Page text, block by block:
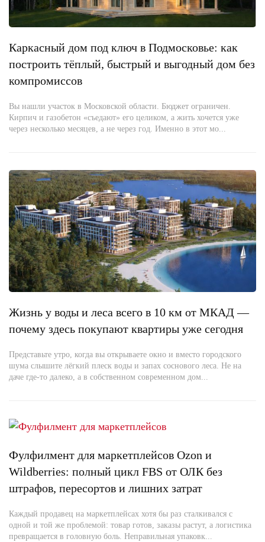
Каркасный дом под ключ в Подмосковье: как
построить тёплый, быстрый и выгодный дом без
компромиссов
Вы нашли участок в Московской области. Бюджет ограничен.
Кирпич и газобетон «съедают» его целиком, а жить хочется уже
через несколько месяцев, а не через год. Именно в этот мо...
Жизнь у воды и леса всего в 10 км от МКАД —
почему здесь покупают квартиры уже сегодня
Представьте утро, когда вы открываете окно и вместо городского
шума слышите лёгкий плеск воды и запах соснового леса. Не на
даче где-то далеко, а в собственном современном дом...
Фулфилмент для маркетплейсов Ozon и
Wildberries: полный цикл FBS от ОЛК без
штрафов, пересортов и лишних затрат
Каждый продавец на маркетплейсах хотя бы раз сталкивался с
одной и той же проблемой: товар готов, заказы растут, а логистика
превращается в головную боль. Неправильная упаковк...